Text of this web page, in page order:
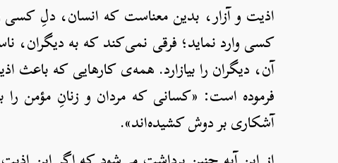
اذیت و آزار، بدین معناست که انسان، دلِ کسی
کسی وارد نماید؛ فرقی نمی‌کند که به دیگران،
آن، دیگران را بیازارد. همه‌ی کارهایی که باعث
فرموده است: «کسانی که مردان و زنانِ مؤمن
آشکاری بر دوش کشیده‌اند».